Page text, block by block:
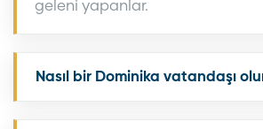
geleni yapanlar.
Nasıl bir Dominika vatandaşı